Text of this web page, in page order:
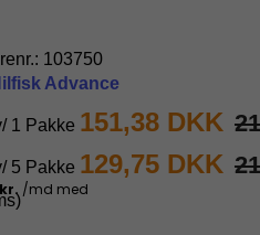
103750
Advance
1 Pakke 151,38 DKK
5 Pakke 129,75 DKK